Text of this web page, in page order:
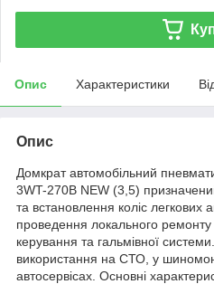
Опис Характеристики
Опис
Домкрат автомобільний
3WT-270B NEW (3,5)
та встановлення коліс легкових
проведення локального ремонту
керування та гальмівної
використання на СТО, у
автосервісах. Основні